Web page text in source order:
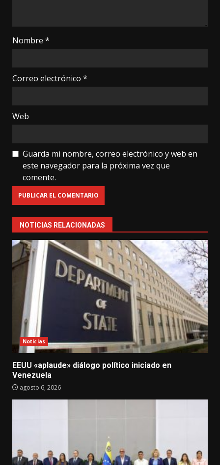
Nombre *
Correo electrónico *
Web
Guarda mi nombre, correo electrónico y web en
este navegador para la próxima vez que
comente.
NOTICIAS RELACIONADAS
Noticias
EEUU «aplaude» diálogo político iniciado en
Venezuela
agosto 6, 2026